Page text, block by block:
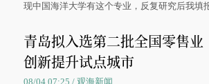
现中国海洋大学有这个专业，反复研究后我填
大学材料科学与工程学院材料类专业的录取通
青岛拟入选第二批全国零售业
创新提升试点城市
08/04 07:25 / 观海新闻